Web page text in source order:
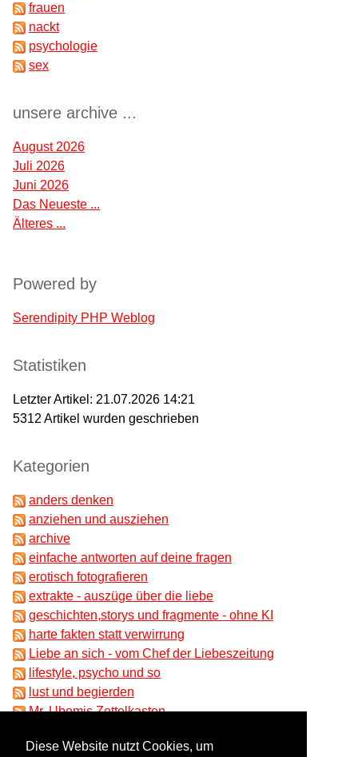
Diese Website nutzt Cookies, um
frauen
nackt
psychologie
sex
unsere archive ...
August 2026
Juli 2026
Juni 2026
Das Neueste ...
Älteres ...
Powered by
Serendipity PHP Weblog
Statistiken
Letzter Artikel: 21.07.2026 14:21
5312 Artikel wurden geschrieben
Kategorien
anders denken
anziehen und ausziehen
archive
einfache antworten auf deine fragen
erotisch fotografieren
extrakte - auszüge über die liebe
geschichten,storys und fragmente - ohne KI
harte fakten statt verwirrung
Liebe an sich - vom Chef der Liebeszeitung
lifestyle, psycho und so
lust und begierden
Mr. Ubomis Zettelkasten
ungeklärtes und absonderliches